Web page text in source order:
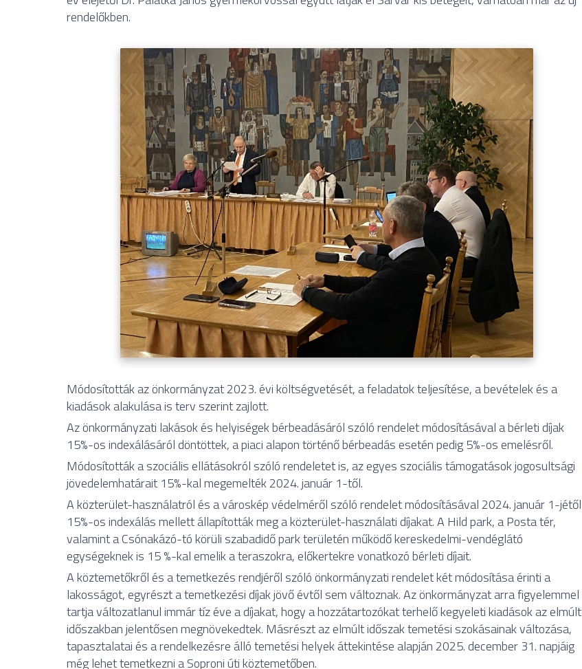
rendelőkben.
Módosították az önkormányzat 2023. évi költségvetését, a feladatok teljesítése, a bevételek és a
kiadások alakulása is terv szerint zajlott.
Az önkormányzati lakások és helyiségek bérbeadásáról szóló rendelet módosításával a bérleti díjak
15%-os indexálásáról döntöttek, a piaci alapon történő bérbeadás esetén pedig 5%-os emelésről.
Módosították a szociális ellátásokról szóló rendeletet is, az egyes szociális támogatások jogosultsági
jövedelemhatárait 15%-kal megemelték 2024. január 1-től.
A közterület-használatról és a városkép védelméről szóló rendelet módosításával 2024. január 1-jétől
15%-os indexálás mellett állapították meg a közterület-használati díjakat. A Hild park, a Posta tér,
valamint a Csónakázó-tó körüli szabadidő park területén működő kereskedelmi-vendéglátó
egységeknek is 15 %-kal emelik a teraszokra, előkertekre vonatkozó bérleti díjait.
A köztemetőkről és a temetkezés rendjéről szóló önkormányzati rendelet két módosítása érinti a
lakosságot, egyrészt a temetkezési díjak jövő évtől sem változnak. Az önkormányzat arra figyelemmel
tartja változatlanul immár tíz éve a díjakat, hogy a hozzátartozókat terhelő kegyeleti kiadások az elmúlt
időszakban jelentősen megnövekedtek. Másrészt az elmúlt időszak temetési szokásainak változása,
tapasztalatai és a rendelkezésre álló temetési helyek áttekintése alapján 2025. december 31. napjáig
még lehet temetkezni a Soproni úti köztemetőben.